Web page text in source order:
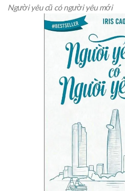
Người yêu cũ có người yêu mới